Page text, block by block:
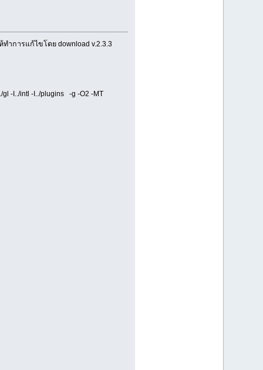
ทำการแก้ไขโดย download v.2.3.3
gl -I../intl -I../plugins -g -O2 -MT